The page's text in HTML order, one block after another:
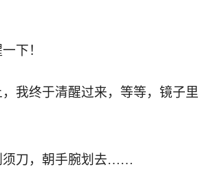
下！
我终于清醒过来，等等，镜子里
须刀，朝手腕划去……